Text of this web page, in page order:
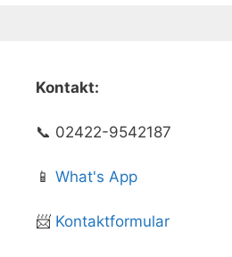
Kontakt:
📞 02422-9542187
📱 What's App
📨 Kontaktformular